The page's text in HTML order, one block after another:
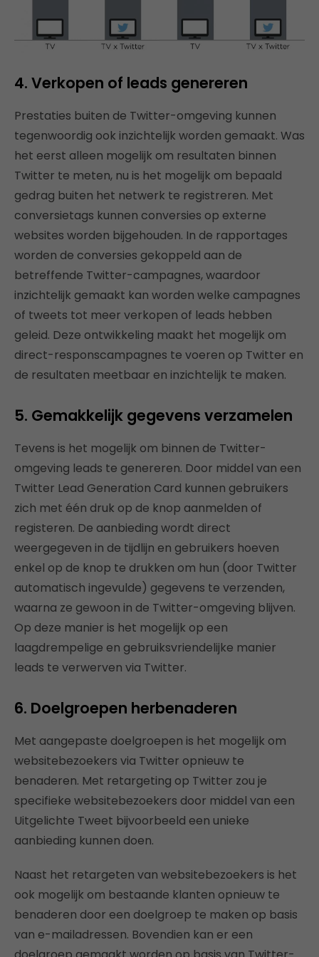
4. Verkopen of leads genereren
Prestaties buiten de Twitter-omgeving kunnen
tegenwoordig ook inzichtelijk worden gemaakt. Was
het eerst alleen mogelijk om resultaten binnen
Twitter te meten, nu is het mogelijk om bepaald
gedrag buiten het netwerk te registreren. Met
conversietags kunnen conversies op externe
websites worden bijgehouden. In de rapportages
worden de conversies gekoppeld aan de
betreffende Twitter-campagnes, waardoor
inzichtelijk gemaakt kan worden welke campagnes
of tweets tot meer verkopen of leads hebben
geleid. Deze ontwikkeling maakt het mogelijk om
direct-responscampagnes te voeren op Twitter en
de resultaten meetbaar en inzichtelijk te maken.
5. Gemakkelijk gegevens verzamelen
Tevens is het mogelijk om binnen de Twitter-
omgeving leads te genereren. Door middel van een
Twitter Lead Generation Card kunnen gebruikers
zich met één druk op de knop aanmelden of
registeren. De aanbieding wordt direct
weergegeven in de tijdlijn en gebruikers hoeven
enkel op de knop te drukken om hun (door Twitter
automatisch ingevulde) gegevens te verzenden,
waarna ze gewoon in de Twitter-omgeving blijven.
Op deze manier is het mogelijk op een
laagdrempelige en gebruiksvriendelijke manier
leads te verwerven via Twitter.
6. Doelgroepen herbenaderen
Met aangepaste doelgroepen is het mogelijk om
websitebezoekers via Twitter opnieuw te
benaderen. Met retargeting op Twitter zou je
specifieke websitebezoekers door middel van een
Uitgelichte Tweet bijvoorbeeld een unieke
aanbieding kunnen doen.
Naast het retargeten van websitebezoekers is het
ook mogelijk om bestaande klanten opnieuw te
benaderen door een doelgroep te maken op basis
van e-mailadressen. Bovendien kan er een